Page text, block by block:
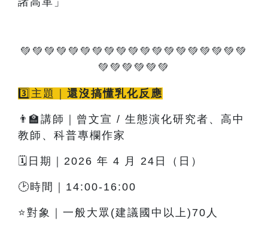
💚💚💚💚💚💚💚💚💚💚💚💚💚💚💚💚💚💚💚
💚💚💚💚💚💚
3️⃣主題｜ 還沒搞懂乳化反應
👨‍🏫講師｜曾文宣 / 生態演化研究者、高中
教師、科普專欄作家
🗓️日期｜2026 年 4 月 24日（日）
🕑時間｜14:00-16:00
⭐對象｜一般大眾(建議國中以上)70人